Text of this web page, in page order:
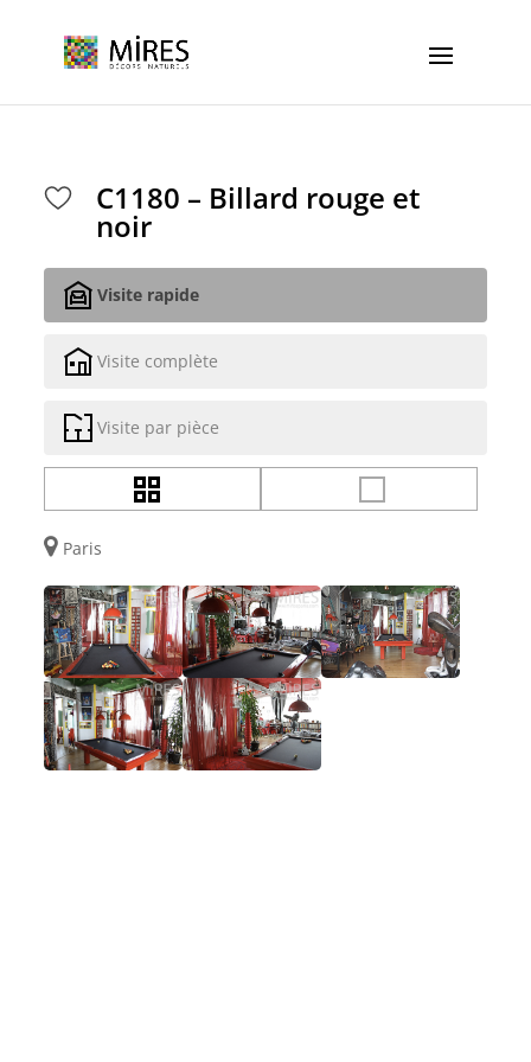
C1180 – Billard rouge et
noir
Visite rapide
Visite complète
Visite par pièce
Paris